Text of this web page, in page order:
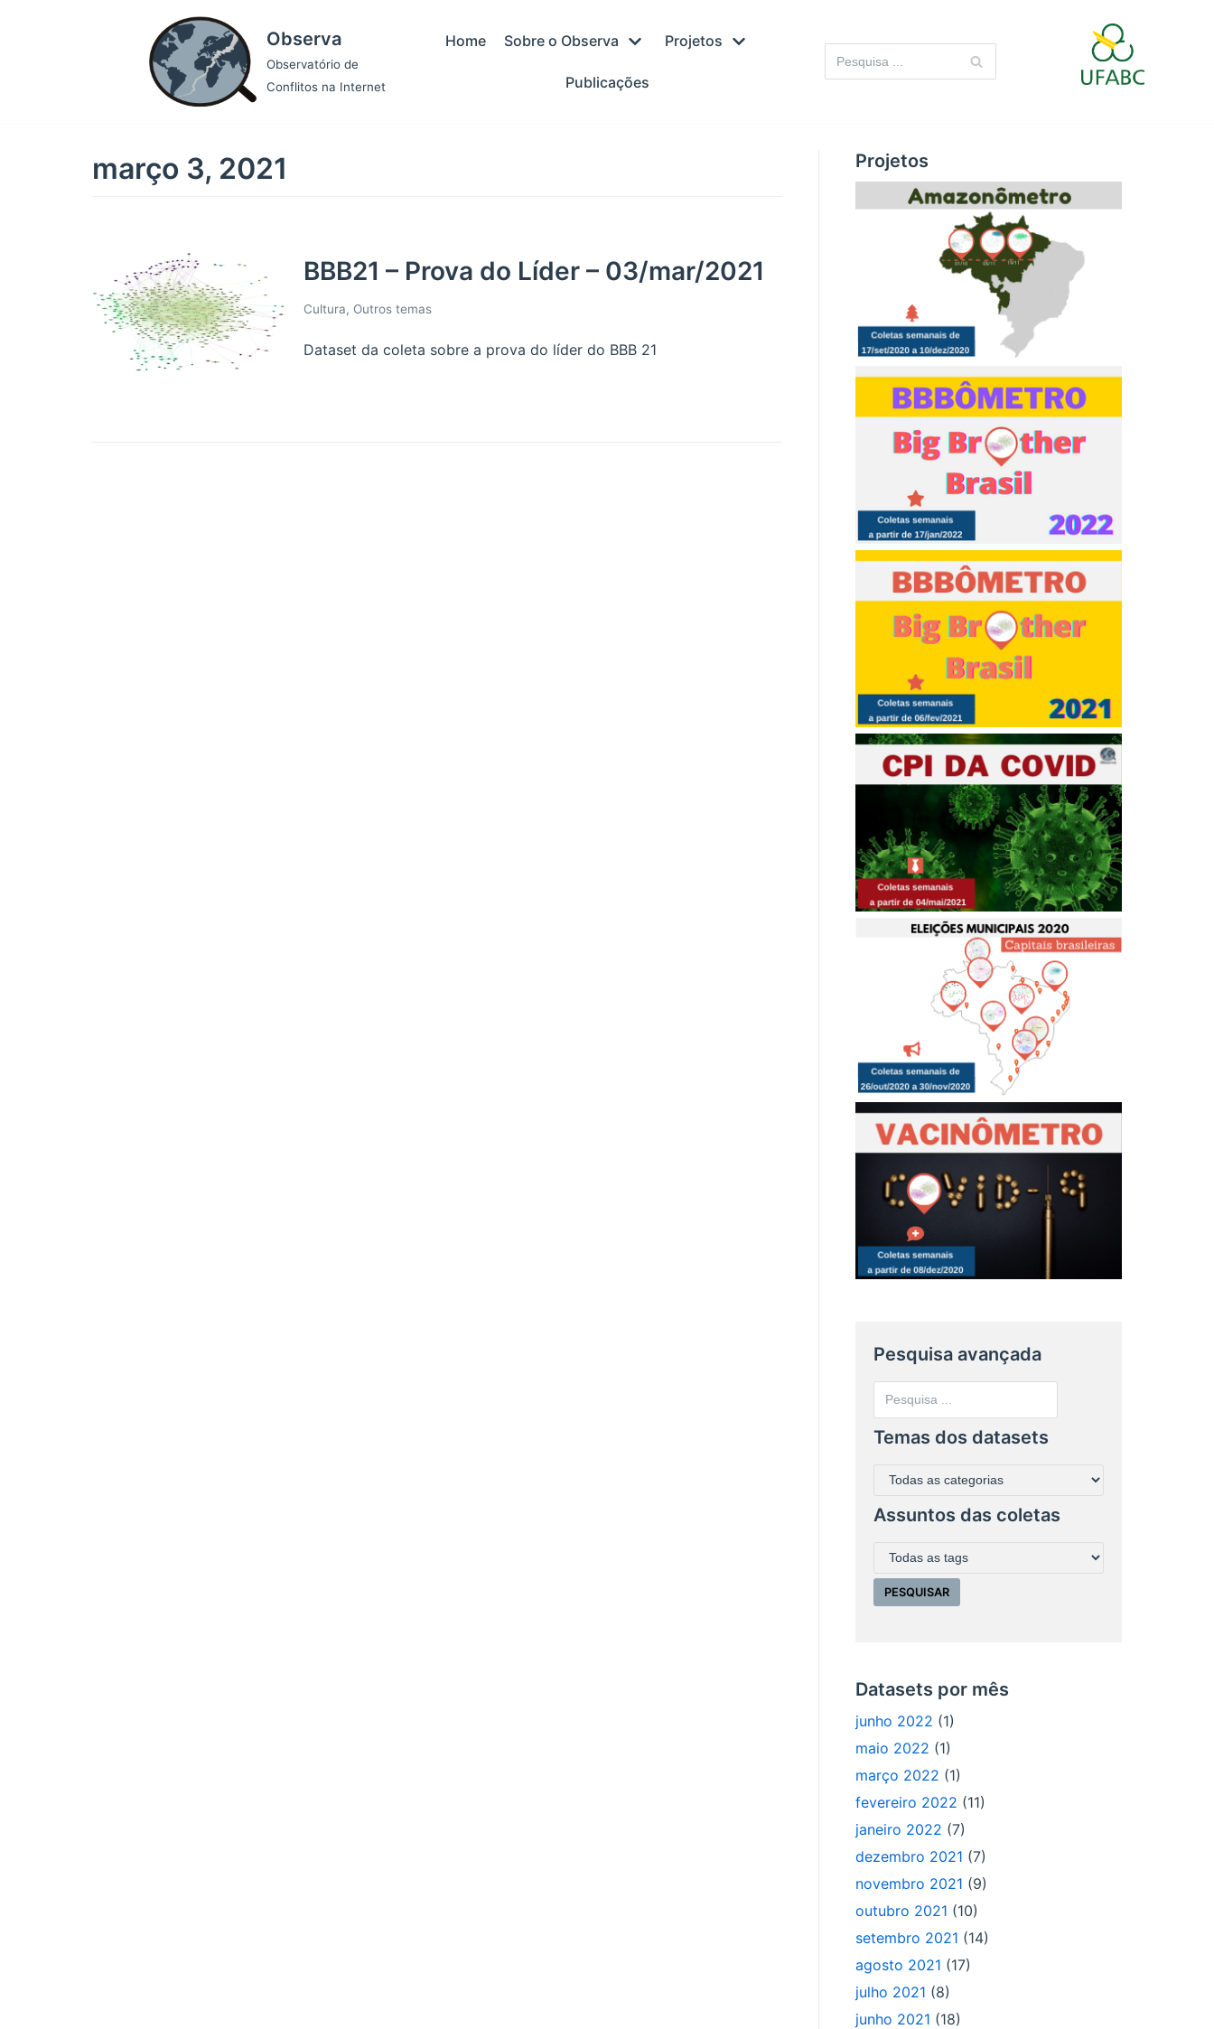
Observa
Observatório de
Conflitos na Internet
Home Sobre o Observa Projetos
Publicações
março 3, 2021
BBB21 – Prova do Líder – 03/mar/2021
Cultura, Outros temas
Dataset da coleta sobre a prova do líder do BBB 21
Projetos
Pesquisa avançada
Temas dos datasets
Assuntos das coletas
Datasets por mês
junho 2022 (1)
maio 2022 (1)
março 2022 (1)
fevereiro 2022 (11)
janeiro 2022 (7)
dezembro 2021 (7)
novembro 2021 (9)
outubro 2021 (10)
setembro 2021 (14)
agosto 2021 (17)
julho 2021 (8)
junho 2021 (18)